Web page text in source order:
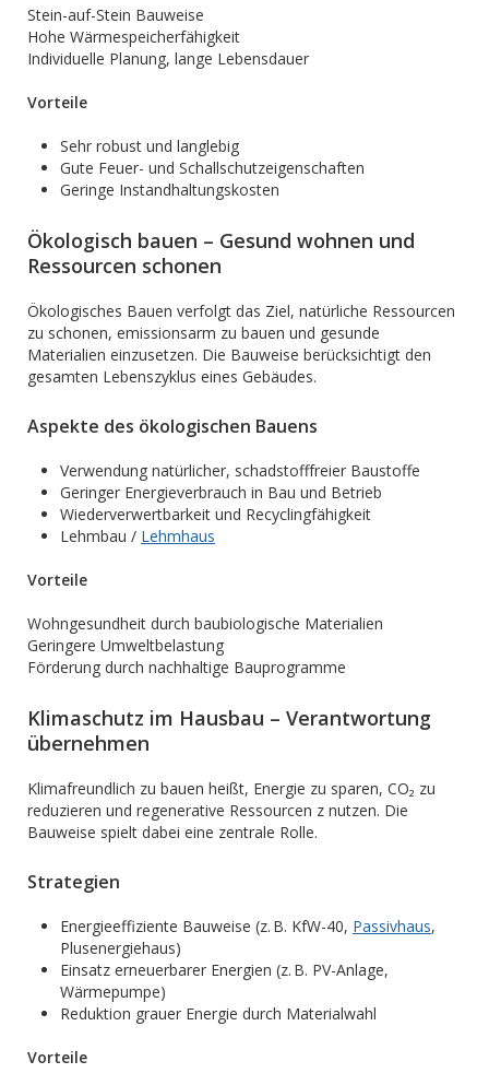
Stein-auf-Stein Bauweise
Hohe Wärmespeicherfähigkeit
Individuelle Planung, lange Lebensdauer
Vorteile
Sehr robust und langlebig
Gute Feuer- und Schallschutzeigenschaften
Geringe Instandhaltungskosten
Ökologisch bauen – Gesund wohnen und
Ressourcen schonen
Ökologisches Bauen verfolgt das Ziel, natürliche Ressourcen
zu schonen, emissionsarm zu bauen und gesunde
Materialien einzusetzen. Die Bauweise berücksichtigt den
gesamten Lebenszyklus eines Gebäudes.
Aspekte des ökologischen Bauens
Verwendung natürlicher, schadstofffreier Baustoffe
Geringer Energieverbrauch in Bau und Betrieb
Wiederverwertbarkeit und Recyclingfähigkeit
Lehmbau / Lehmhaus
Vorteile
Wohngesundheit durch baubiologische Materialien
Geringere Umweltbelastung
Förderung durch nachhaltige Bauprogramme
Klimaschutz im Hausbau – Verantwortung
übernehmen
Klimafreundlich zu bauen heißt, Energie zu sparen, CO₂ zu
reduzieren und regenerative Ressourcen z nutzen. Die
Bauweise spielt dabei eine zentrale Rolle.
Strategien
Energieeffiziente Bauweise (z. B. KfW-40, Passivhaus,
Plusenergiehaus)
Einsatz erneuerbarer Energien (z. B. PV-Anlage,
Wärmepumpe)
Reduktion grauer Energie durch Materialwahl
Vorteile